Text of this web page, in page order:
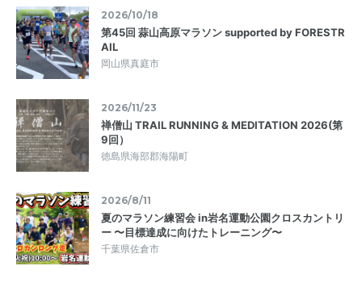
2026/10/18
第45回 蒜山高原マラソン supported by FORESTR
AIL
岡山県真庭市
2026/11/23
禅僧山 TRAIL RUNNING & MEDITATION 2026(第
9回）
徳島県海部郡海陽町
2026/8/11
夏のマラソン練習会 in岩名運動公園クロスカントリ
ー 〜目標達成に向けたトレーニング〜
千葉県佐倉市